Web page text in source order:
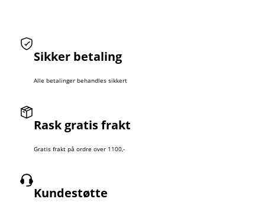
Sikker betaling
Alle betalinger behandles sikkert
Rask gratis frakt
Gratis frakt på ordre over 1100,-
Kundestøtte